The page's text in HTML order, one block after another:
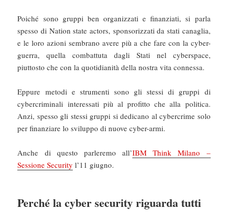
Poiché sono gruppi ben organizzati e finanziati, si parla
spesso di Nation state actors, sponsorizzati da stati canaglia,
e le loro azioni sembrano avere più a che fare con la cyber-
guerra, quella combattuta dagli Stati nel cyberspace,
piuttosto che con la quotidianità della nostra vita connessa.
Eppure metodi e strumenti sono gli stessi di gruppi di
cybercriminali interessati più al profitto che alla politica.
Anzi, spesso gli stessi gruppi si dedicano al cybercrime solo
per finanziare lo sviluppo di nuove cyber-armi.
Anche di questo parleremo all’IBM Think Milano –
Sessione Security l’11 giugno.
Perché la cyber security riguarda tutti